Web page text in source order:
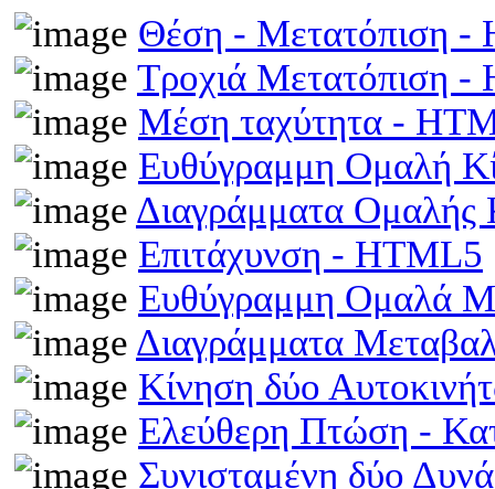
Θέση - Μετατόπιση -
Τροχιά Μετατόπιση -
Μέση ταχύτητα -
Ευθύγραμμη Ομαλή
Διαγράμματα
Επιτάχυνση - HTML5
Ευθύγραμμη Ομαλά
Διαγράμματα
Κίνηση δύο
Ελεύθερη Πτώση -
Συνισταμένη δύο